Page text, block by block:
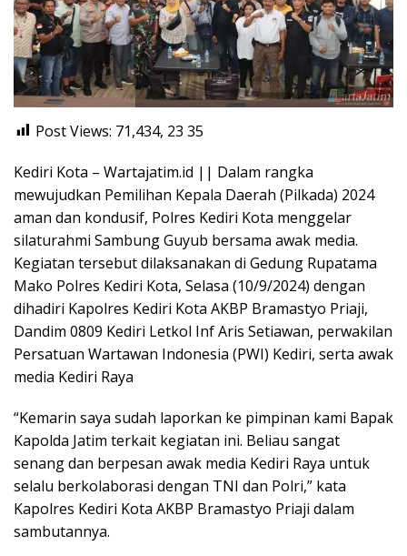
Post Views: 71,434, 23 35
Kediri Kota – Wartajatim.id || Dalam rangka
mewujudkan Pemilihan Kepala Daerah (Pilkada) 2024
aman dan kondusif, Polres Kediri Kota menggelar
silaturahmi Sambung Guyub bersama awak media.
Kegiatan tersebut dilaksanakan di Gedung Rupatama
Mako Polres Kediri Kota, Selasa (10/9/2024) dengan
dihadiri Kapolres Kediri Kota AKBP Bramastyo Priaji,
Dandim 0809 Kediri Letkol Inf Aris Setiawan, perwakilan
Persatuan Wartawan Indonesia (PWI) Kediri, serta awak
media Kediri Raya
“Kemarin saya sudah laporkan ke pimpinan kami Bapak
Kapolda Jatim terkait kegiatan ini. Beliau sangat
senang dan berpesan awak media Kediri Raya untuk
selalu berkolaborasi dengan TNI dan Polri,” kata
Kapolres Kediri Kota AKBP Bramastyo Priaji dalam
sambutannya.